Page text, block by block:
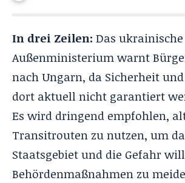
In drei Zeilen: Das ukrainische
Außenministerium warnt
nach Ungarn, da Sicherheit
dort aktuell nicht garantiert
Es wird dringend empfohlen,
Transitrouten zu nutzen, um
Staatsgebiet und die Gefahr
Behördenmaßnahmen zu